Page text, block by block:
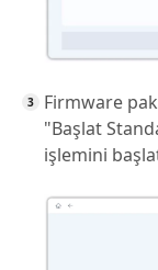
Firmware
"Başlat
işlemini